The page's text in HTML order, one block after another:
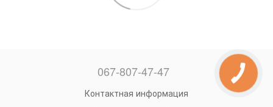
067-807-47-47
Контактная информация